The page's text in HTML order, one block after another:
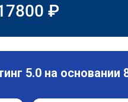
₽
5.0 на основании